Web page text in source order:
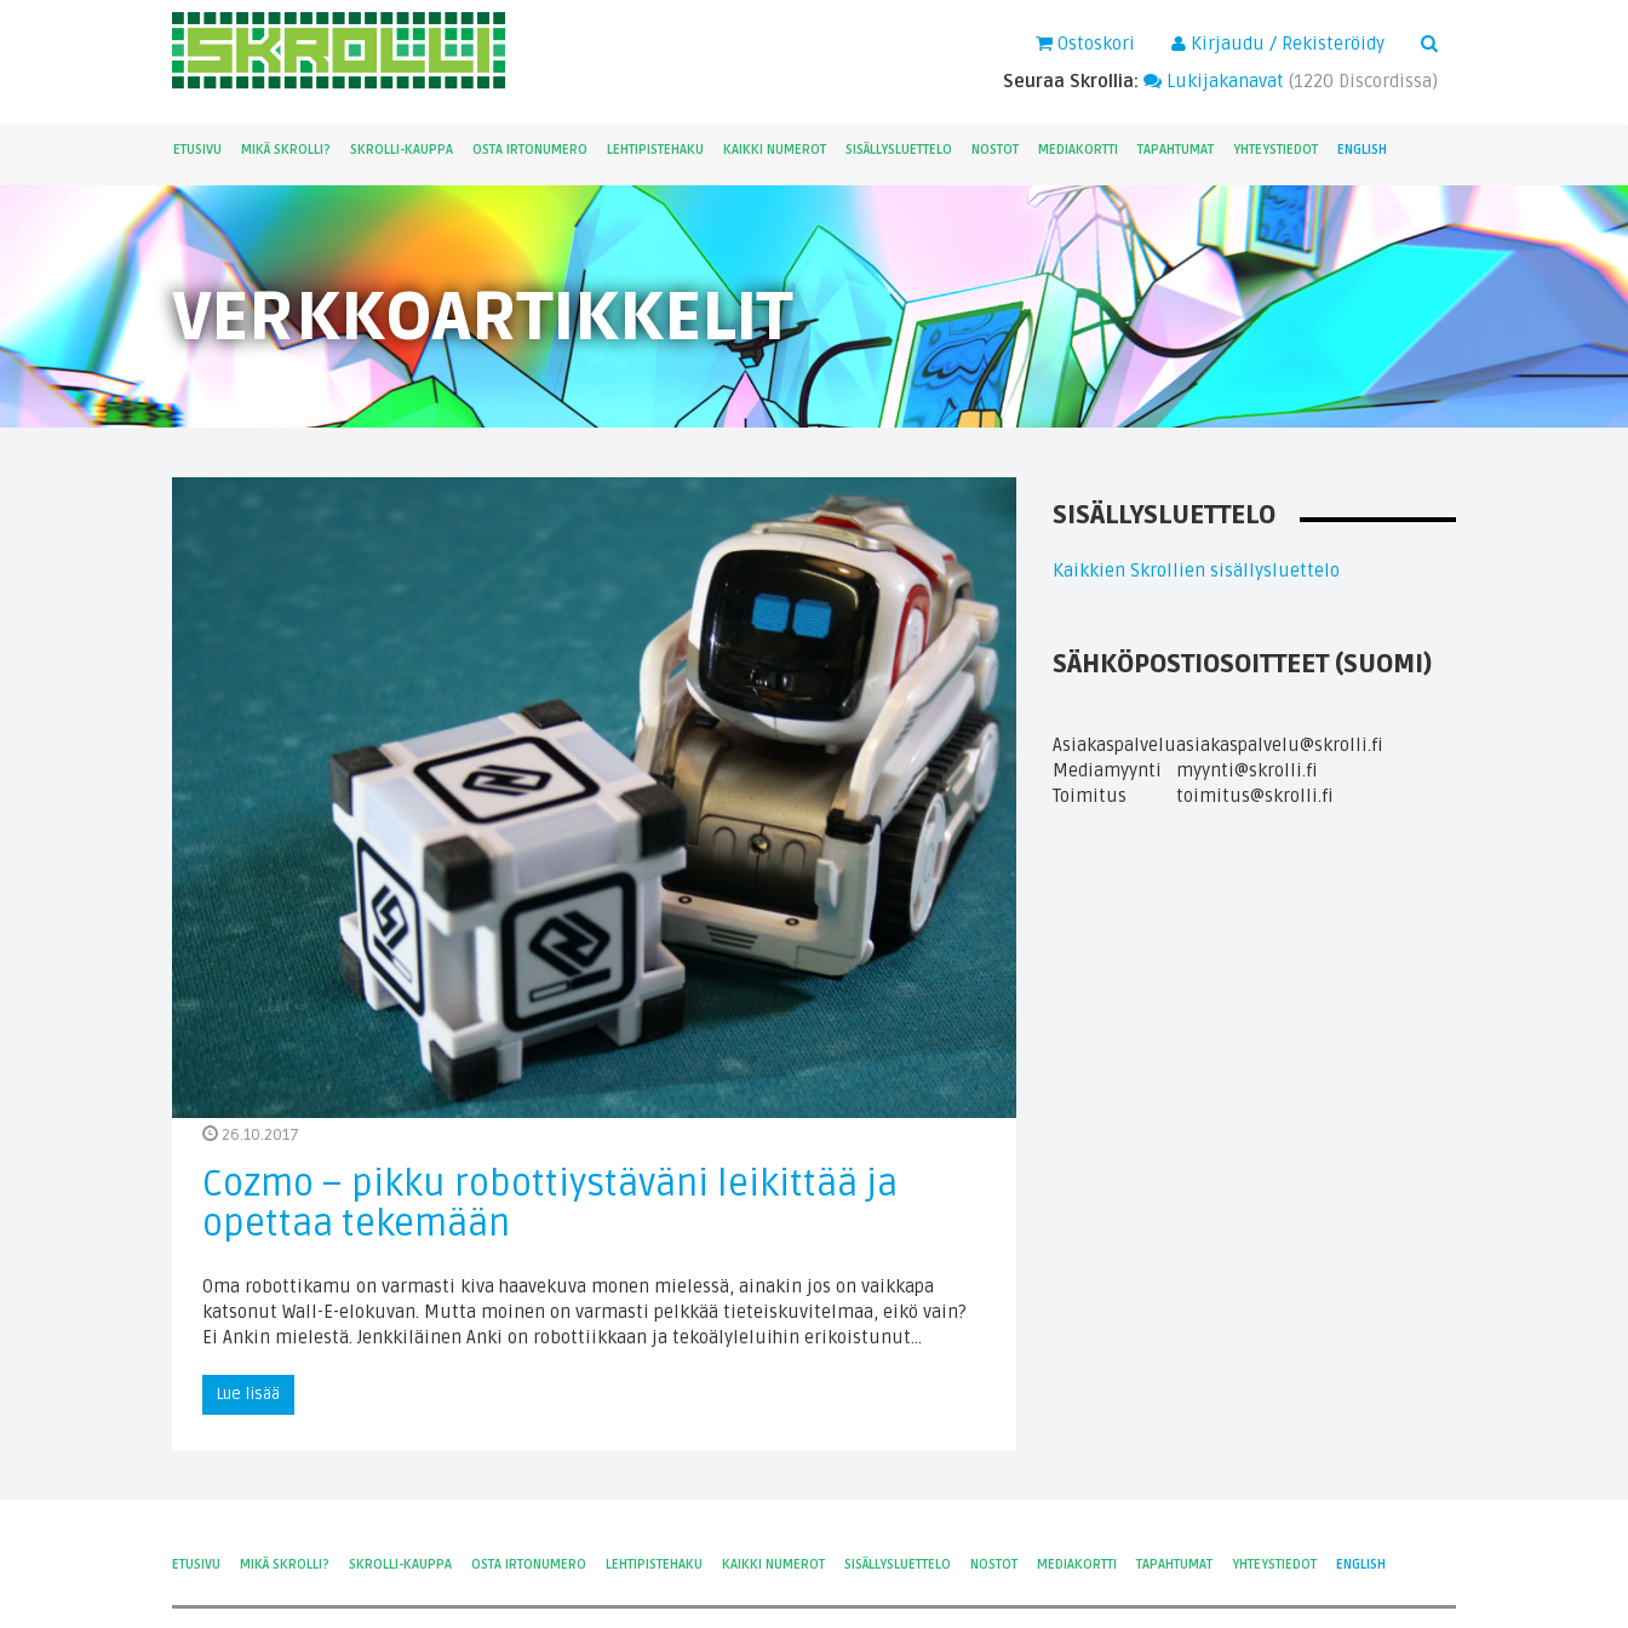
Kirjaudu / Rekisteröidy
Ostoskori
Seuraa Skrollia:
Lukijakanavat (1220 Discordissa)
ETUSIVU MIKÄ SKROLLI? SKROLLI-KAUPPA OSTA IRTONUMERO LEHTIPISTEHAKU KAIKKI NUMEROT SISÄLLYSLUETTELO NOSTOT MEDIAKORTTI TAPAHTUMAT YHTEYSTIEDOT ENGLISH
VERKKOARTIKKELIT
26.10.2017
Cozmo – pikku robottiystäväni leikittää ja
opettaa tekemään
Oma robottikamu on varmasti kiva haavekuva monen mielessä, ainakin jos on vaikkapa
katsonut Wall-E-elokuvan. Mutta moinen on varmasti pelkkää tieteiskuvitelmaa, eikö vain?
Ei Ankin mielestä. Jenkkiläinen Anki on robottiikkaan ja tekoälyleluihin erikoistunut…
Lue lisää
SISÄLLYSLUETTELO
Kaikkien Skrollien sisällysluettelo
SÄHKÖPOSTIOSOITTEET (SUOMI)
Asiakaspalveluasiakaspalvelu@skrolli.fi
Mediamyynti
myynti@skrolli.fi
Toimitus
toimitus@skrolli.fi
ETUSIVU MIKÄ SKROLLI? SKROLLI-KAUPPA OSTA IRTONUMERO LEHTIPISTEHAKU KAIKKI NUMEROT SISÄLLYSLUETTELO NOSTOT MEDIAKORTTI TAPAHTUMAT YHTEYSTIEDOT ENGLISH